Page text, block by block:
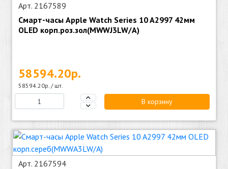
Арт. 2167589
Смарт-часы Apple Watch Series 10 A2997 42мм
OLED корп.роз.зол(MWWJ3LW/A)
58594.20р.
58594.20р. / шт.
В корзину
Арт. 2167594